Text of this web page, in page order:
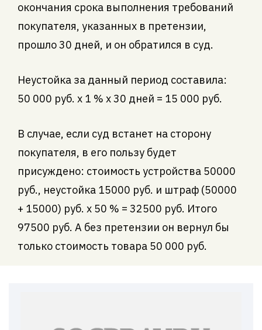
окончания срока выполнения требований
покупателя, указанных в претензии,
прошло 30 дней, и он обратился в суд.
Неустойка за данный период составила:
50 000 руб. х 1 % х 30 дней = 15 000 руб.
В случае, если суд встанет на сторону
покупателя, в его пользу будет
присуждено: стоимость устройства 50000
руб., неустойка 15000 руб. и штраф (50000
+ 15000) руб. х 50 % = 32500 руб. Итого
97500 руб. А без претензии он вернул бы
только стоимость товара 50 000 руб.